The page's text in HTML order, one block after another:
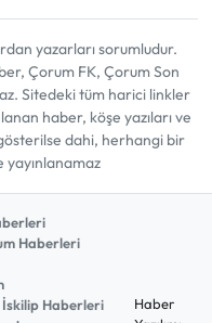
yazarları sorumludur.
Çorum FK, Çorum Son
Sitedeki tüm harici linkler
haber, köşe yazıları ve
dahi, herhangi bir
yayınlanamaz
Haberleri
İskilip Haberleri
Haber